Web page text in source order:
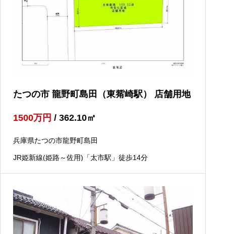
たつの市 龍野町島田（東觜崎駅） 店舗用地
1500万円 / 362.10㎡
兵庫県たつの市龍野町島田
JR姫新線(姫路～佐用)「太市駅」徒歩14分